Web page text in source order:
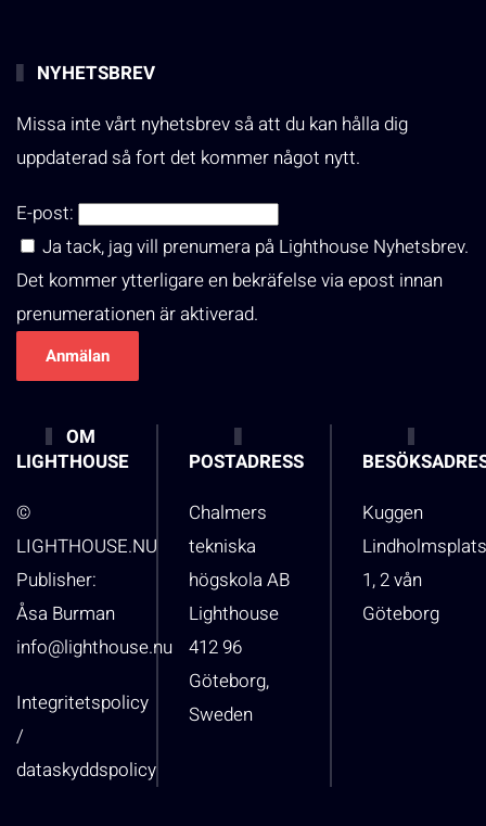
NYHETSBREV
Missa inte vårt nyhetsbrev så att du kan hålla dig
uppdaterad så fort det kommer något nytt.
E-post:
Ja tack, jag vill prenumera på Lighthouse Nyhetsbrev.
Det kommer ytterligare en bekräfelse via epost innan
prenumerationen är aktiverad.
OM
LIGHTHOUSE
©
LIGHTHOUSE.NU
Publisher:
Åsa Burman
info@lighthouse.nu
Integritetspolicy
/
dataskyddspolicy
POSTADRESS
Chalmers
tekniska
högskola AB
Lighthouse
412 96
Göteborg,
Sweden
Kuggen
1, 2 vån
Göteborg